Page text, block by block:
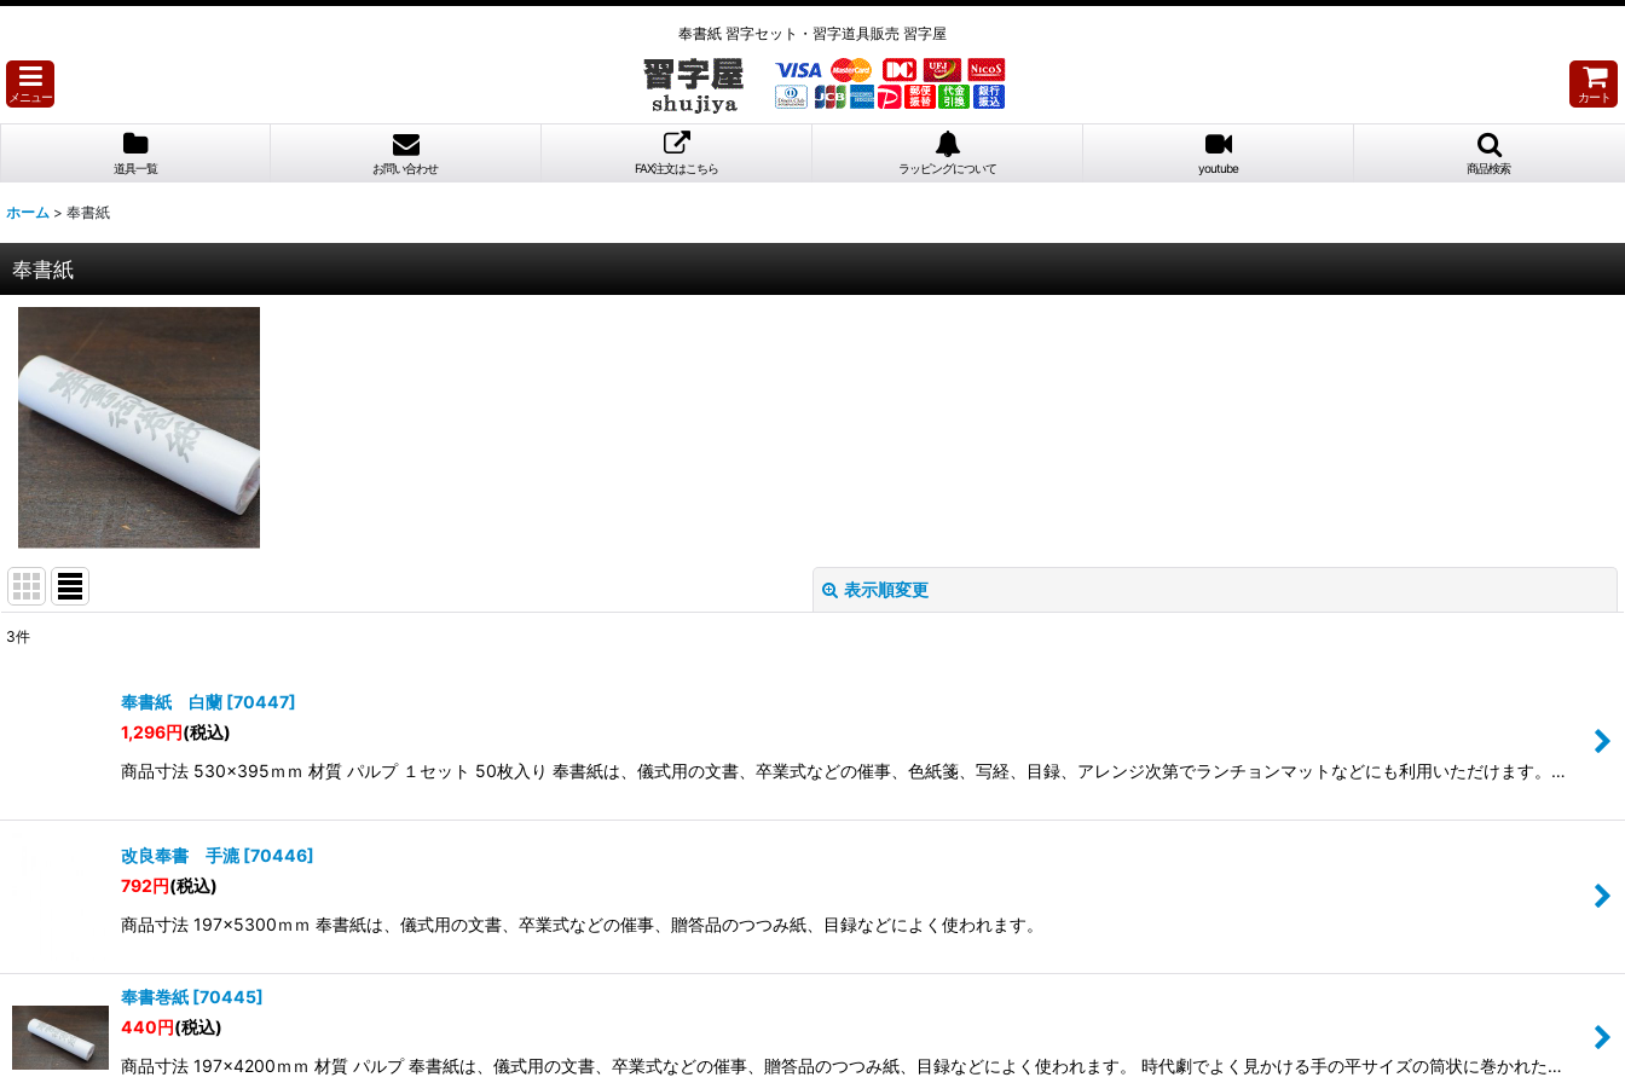
奉書紙 習字セット・習字道具販売 習字屋
メニュー カート
道具一覧 お問い合わせ FAX注文はこちら ラッピングについて youtube 商品検索
ホーム > 奉書紙
奉書紙
表示順変更
3件
奉書紙 白蘭 [70447]
1,296円(税込)
商品寸法 530×395ｍｍ 材質 パルプ １セット 50枚入り 奉書紙は、儀式用の文書、卒業式などの催事、色紙箋、写経、目録、アレンジ次第でランチョンマットなどにも利用いただけます。…
改良奉書 手漉 [70446]
792円(税込)
商品寸法 197×5300ｍｍ 奉書紙は、儀式用の文書、卒業式などの催事、贈答品のつつみ紙、目録などによく使われます。
奉書巻紙 [70445]
440円(税込)
商品寸法 197×4200ｍｍ 材質 パルプ 奉書紙は、儀式用の文書、卒業式などの催事、贈答品のつつみ紙、目録などによく使われます。 時代劇でよく見かける手の平サイズの筒状に巻かれた…